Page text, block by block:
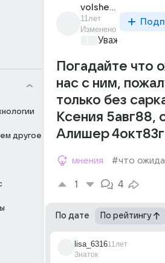
другое
volshebnitsa_291
11лет
Изменено
Уважаемый
Погадайте что
нас с ним,
только без
Ксения 5авг88,
Алишер 4окт83г
мнения #что
1 4
По дате По рейтингу
lisa_6316
Знаток
11лет